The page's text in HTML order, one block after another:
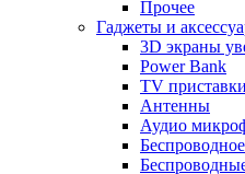
Прочее
Гаджеты и
3D экраны
Power Bank
TV приставки
Антенны
Аудио